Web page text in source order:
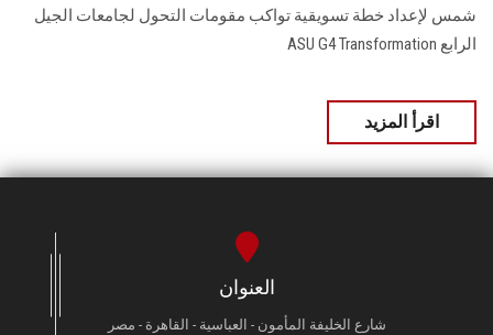
شمس لإعداد خطة تسويقية تواكب مقومات التحول لجامعات الجيل
الرابع ASU G4 Transformation
اقرأ المزيد
العنوان
شارع الخليفة المأمون - العباسية - القاهرة - مصر